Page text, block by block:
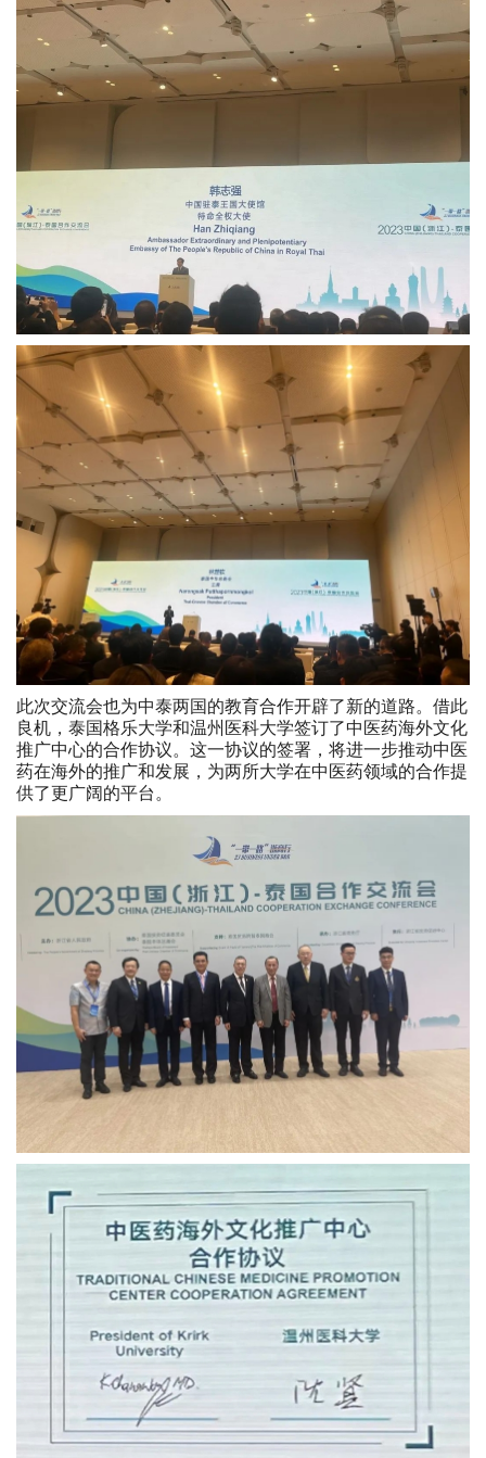
此次交流会也为中泰两国的教育合作开辟了新的道路。借此
良机，泰国格乐大学和温州医科大学签订了中医药海外文化
推广中心的合作协议。这一协议的签署，将进一步推动中医
药在海外的推广和发展，为两所大学在中医药领域的合作提
供了更广阔的平台。